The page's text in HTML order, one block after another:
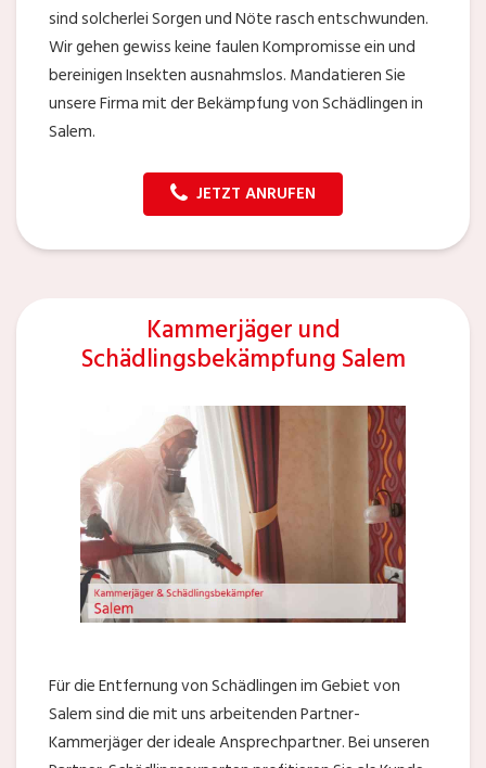
sind solcherlei Sorgen und Nöte rasch entschwunden.
Wir gehen gewiss keine faulen Kompromisse ein und
bereinigen Insekten ausnahmslos. Mandatieren Sie
unsere Firma mit der Bekämpfung von Schädlingen in
Salem.
JETZT ANRUFEN
Kammerjäger und
Schädlingsbekämpfung Salem
Für die Entfernung von Schädlingen im Gebiet von
Salem sind die mit uns arbeitenden Partner-
Kammerjäger der ideale Ansprechpartner. Bei unseren